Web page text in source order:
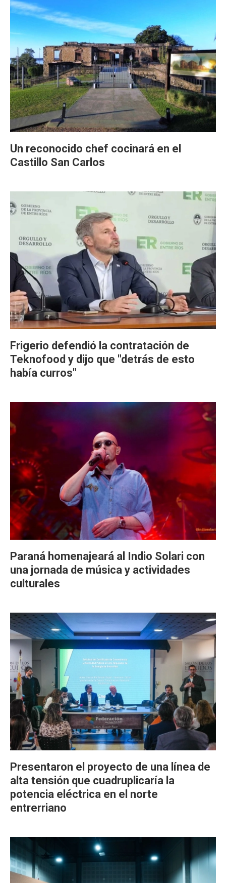
Un reconocido chef cocinará en el
Castillo San Carlos
Frigerio defendió la contratación de
Teknofood y dijo que "detrás de esto
había curros"
Paraná homenajeará al Indio Solari con
una jornada de música y actividades
culturales
Presentaron el proyecto de una línea de
alta tensión que cuadruplicaría la
potencia eléctrica en el norte
entrerriano